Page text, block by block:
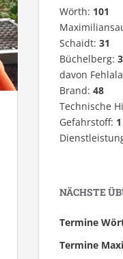
Wörth: 101
Schaidt: 31
Büchelberg:
davon
Brand: 48
Technische
Gefahrstoff: 1
NÄCHSTE
Termine
Termine